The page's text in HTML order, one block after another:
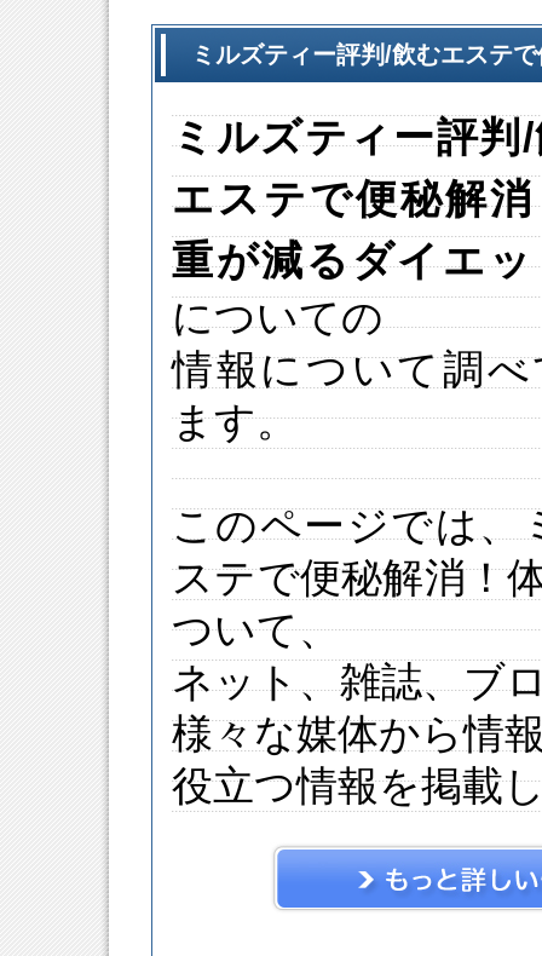
ミルズティー評判/飲むエステ
ミルズティー評判
エステで便秘解消
重が減るダイエッ
についての
情報について調べ
ます。
このページでは、
ステで便秘解消！
ついて、
ネット、雑誌、ブ
様々な媒体から情
役立つ情報を掲載